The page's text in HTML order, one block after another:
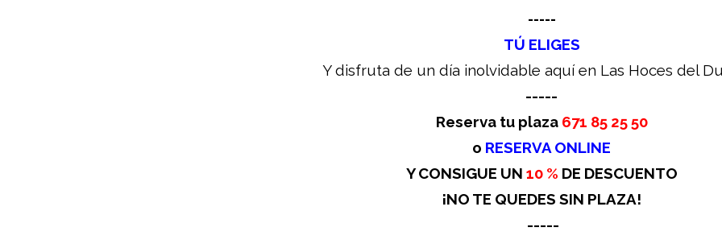
-----
TÚ ELIGES
Y disfruta de un día inolvidable aquí en Las Hoces del
-----
Reserva tu plaza 671 85 25 50
o RESERVA ONLINE
Y CONSIGUE UN 10 % DE DESCUENTO
¡NO TE QUEDES SIN PLAZA!
-----